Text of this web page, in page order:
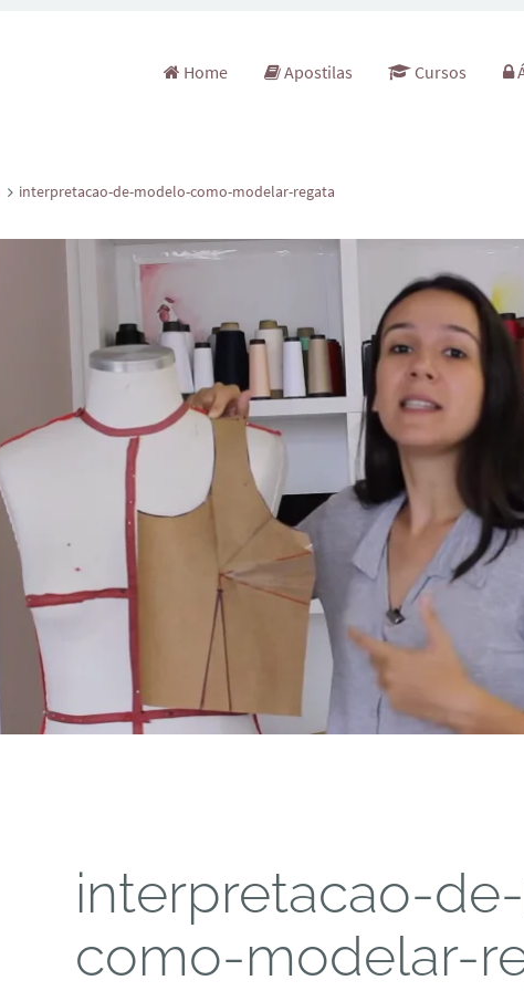
Pular para o conteúdo
Home Apostilas Cursos
interpretacao-de-modelo-como-modelar-regata
interpretacao-
como-modelar-